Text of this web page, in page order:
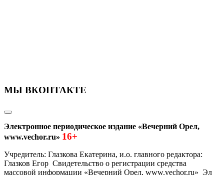
МЫ ВКОНТАКТЕ
Электронное периодическое издание «Вечерний Орел,
www.vechor.ru» 16+
Учредитель: Глазкова Екатерина, и.о. главного редактора:
Глазков Егор Свидетельство о регистрации средства
массовой информации «Вечерний Орел, www.vechor.ru» Эл